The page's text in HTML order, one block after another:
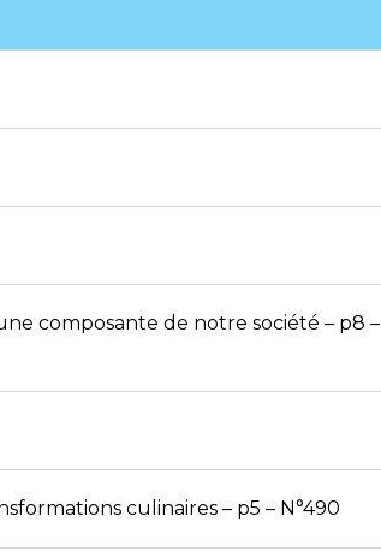
composante de notre société – p8 –
culinaires – p5 – N°490